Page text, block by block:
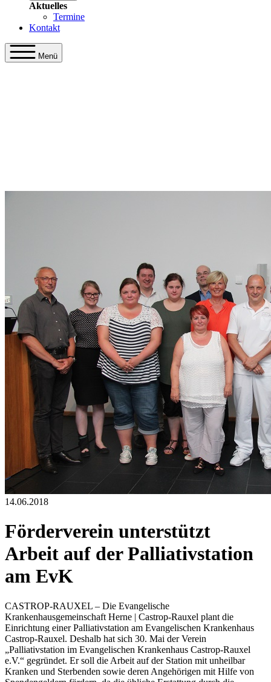
Aktuelles
Termine
Kontakt
Menü
14.06.2018
Förderverein unterstützt
Arbeit auf der Palliativstation
am EvK
CASTROP-RAUXEL – Die Evangelische
Krankenhausgemeinschaft Herne | Castrop-Rauxel plant die
Einrichtung einer Palliativstation am Evangelischen Krankenhaus
Castrop-Rauxel. Deshalb hat sich 30. Mai der Verein
„Palliativstation im Evangelischen Krankenhaus Castrop-Rauxel
e.V.“ gegründet. Er soll die Arbeit auf der Station mit unheilbar
Kranken und Sterbenden sowie deren Angehörigen mit Hilfe von